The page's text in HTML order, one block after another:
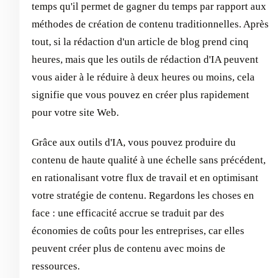
temps qu'il permet de gagner du temps par rapport aux
méthodes de création de contenu traditionnelles. Après
tout, si la rédaction d'un article de blog prend cinq
heures, mais que les outils de rédaction d'IA peuvent
vous aider à le réduire à deux heures ou moins, cela
signifie que vous pouvez en créer plus rapidement
pour votre site Web.
Grâce aux outils d'IA, vous pouvez produire du
contenu de haute qualité à une échelle sans précédent,
en rationalisant votre flux de travail et en optimisant
votre stratégie de contenu. Regardons les choses en
face : une efficacité accrue se traduit par des
économies de coûts pour les entreprises, car elles
peuvent créer plus de contenu avec moins de
ressources.